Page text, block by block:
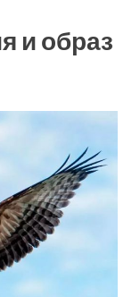
и образ